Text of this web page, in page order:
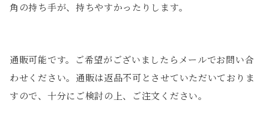
角の持ち手が、持ちやすかったりします。
通販可能です。ご希望がございましたらメールでお問い合
わせください。通販は返品不可とさせていただいておりま
すので、十分にご検討の上、ご注文ください。